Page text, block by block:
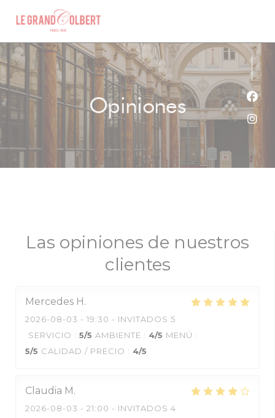
Personalización de sus opciones de cookies
Opiniones
Las opiniones de nuestros
clientes
Mercedes H
2026-08-03 - 19:30 - INVITADOS 5
SERVICIO : 5/5 AMBIENTE : 4/5 MENÚ :
5/5 CALIDAD / PRECIO : 4/5
Claudia M
2026-08-03 - 21:00 - INVITADOS 4